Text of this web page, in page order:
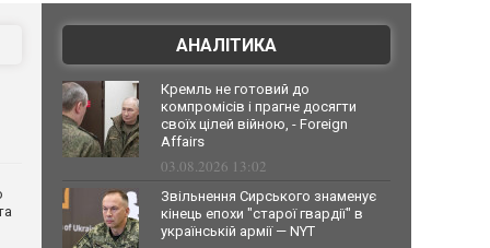
АНАЛІТИКА
Кремль не готовий до
компромісів і прагне досягти
своїх цілей війною, - Foreign
Affairs
03.08.2026 13:02
Звільнення Сирського знаменує
кінець епохи "старої гвардії" в
українській армії — NYT